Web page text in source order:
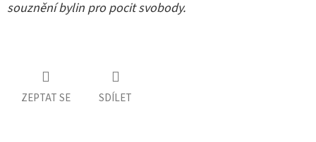
souznění bylin pro pocit svobody.
ZEPTAT SE SDÍLET